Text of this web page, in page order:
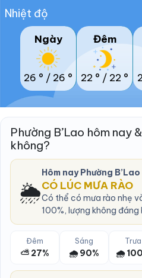
Nhiệt độ
Ngày
26 ° / 26 °
Đêm
22 ° / 22 °
Phường B’Lao hôm nay
không?
🌦️
Hôm nay Phường
CÓ LÚC MƯA RÀO
Có thể có mưa rào nhẹ
100%, lượng không đáng
Đêm
⛅ 27%
Sáng
🌧️ 90%
Trưa
🌧️